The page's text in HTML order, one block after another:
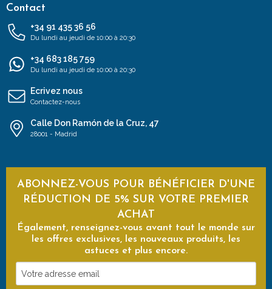
Contact
+34 91 435 36 56
Du lundi au jeudi de 10:00 à 20:30
+34 683 185 759
Du lundi au jeudi de 10:00 à 20:30
Ecrivez nous
Contactez-nous
Calle Don Ramón de la Cruz, 47
28001 - Madrid
ABONNEZ-VOUS POUR BÉNÉFICIER D'UNE
RÉDUCTION DE 5% SUR VOTRE PREMIER
ACHAT
Également, renseignez-vous avant tout le monde sur
les offres exclusives, les nouveaux produits, les
astuces et plus encore.
Votre
adresse